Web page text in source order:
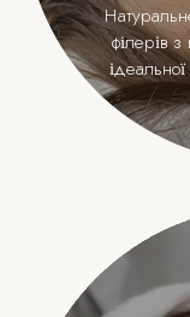
філерів